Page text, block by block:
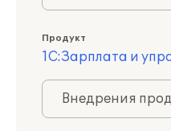
Продукт
1С:Зарплата и
Внедрения